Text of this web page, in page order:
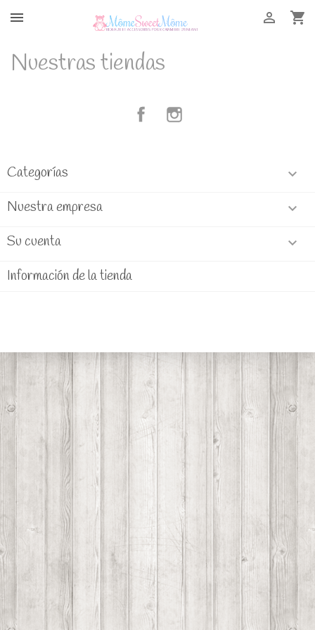
 

Nuestras tiendas
Facebook
Categorías 
Nuestra empresa 
Su cuenta 
Información de la tienda